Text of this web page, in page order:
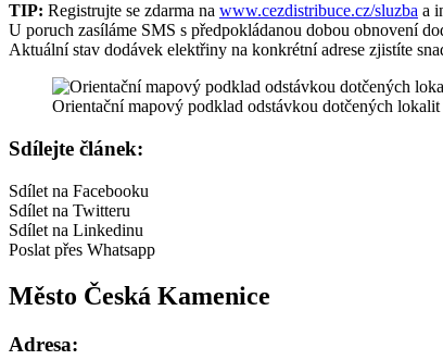
TIP: Registrujte se zdarma na www.cezdistribuce.cz/sluzba a
U poruch zasíláme SMS s předpokládanou dobou obnovení
Aktuální stav dodávek elektřiny na konkrétní adrese zjistíte
Orientační mapový podklad odstávkou dotčených lokalit
Sdílejte článek:
Sdílet na Facebooku
Sdílet na Twitteru
Sdílet na Linkedinu
Poslat přes Whatsapp
Město Česká Kamenice
Adresa: